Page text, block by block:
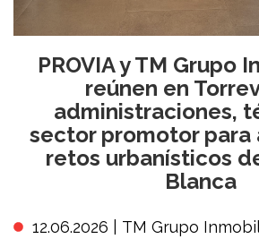
PROVIA y TM Grupo
reúnen en
administraciones,
sector promotor para
retos urbanísticos
Blanca
12.06.2026 | TM Grupo